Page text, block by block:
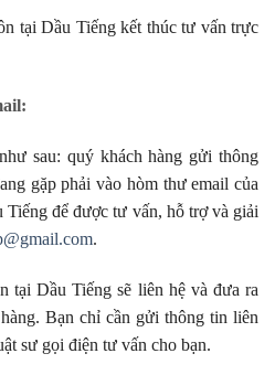
tại Dầu Tiếng kết thúc tư vấn trực
:
sau: quý khách hàng gửi thông
gặp phải vào hòm thư email của
để được tư vấn, hỗ trợ và giải
.
tại Dầu Tiếng sẽ liên hệ và đưa ra
Bạn chỉ cần gửi thông tin liên
sư gọi điện tư vấn cho bạn.